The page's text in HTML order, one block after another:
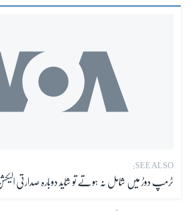
SEE ALSO:
ٹرمپ دوڑ میں شامل نہ ہوتے تو شاید دوبارہ صدارتی